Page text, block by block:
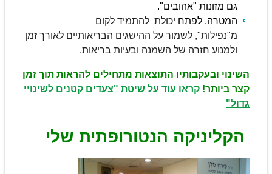
גם מזונות "אהובים".
המטרה, לפתח יכולת להתמיד לקום
מ"נפילות", לשמור על ההישגים הבריאותיים לאורך זמן
ולמנוע חזרה של השמנה ובעיות בריאות.
השינוי ובעקבותיו התוצאות מתחילים להראות תוך זמן
קצר ביותר! קראו עוד על שיטת "צעדים קטנים לשינויי
גדול"
הקליניקה הנטורופתית שלי